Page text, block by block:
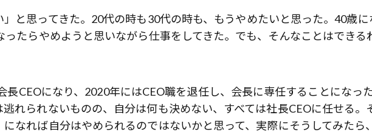
と思ってきた。20代の時も30代の時も、もうやめたいと思った。40歳に
ったらやめようと思いながら仕事をしてきた。でも、そんなことはできる
長CEOになり、2020年にはCEO職を退任し、会長に専任することになった
れられないものの、自分は何も決めない、すべては社長CEOに任せる。
になれば自分はやめられるのではないかと思って、実際にそうしてみたら